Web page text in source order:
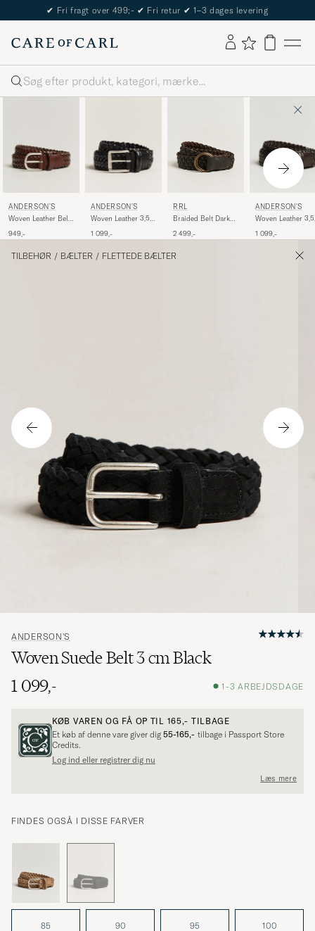
✔ Fri fragt over 499;- ✔ Fri retur ✔ 1–3 dages levering
Søg
ANDERSON'S
Woven Leather Belt
949,-
ANDERSON'S
Woven Leather 3,5
Black
1 099,-
RRL
Braided Belt Dark
2 499,-
ANDERSON'S
Woven Leather 3,5
1 099,-
TILBEHØR / BÆLTER / FLETTEDE BÆLTER
ANDERSON'S
Woven Suede Belt 3 cm Black
1 099,-
1-3 ARBEJDSDAGE
KØB VAREN OG FÅ OP TIL 165,- TILBAGE
Et køb af denne vare giver dig 55-165,- tilbage i Passport Store
Credits.
Log ind eller registrer dig nu
Læs mere
FINDES OGSÅ I DISSE FARVER
85 90 95 100